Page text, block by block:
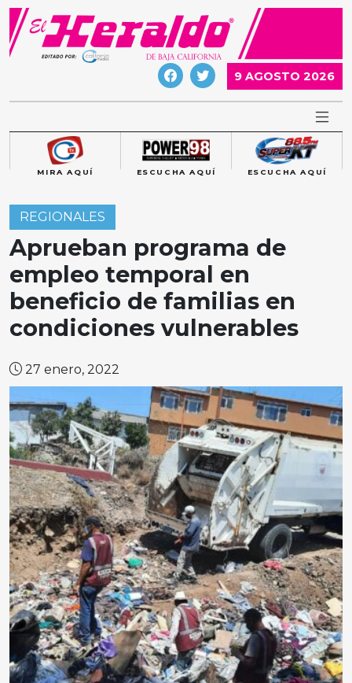
Skip
content
9 AGOSTO 2026
MIRA AQUÍ ESCUCHA AQUÍ ESCUCHA AQUÍ
REGIONALES
Aprueban programa de
empleo temporal en
beneficio de familias en
condiciones vulnerables
27 enero, 2022